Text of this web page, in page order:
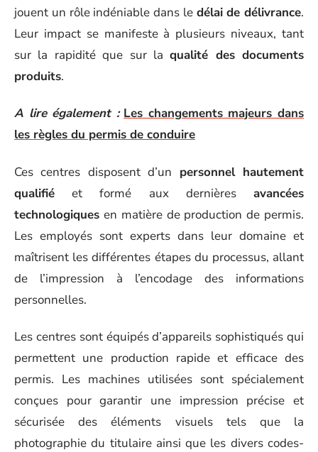
jouent un rôle indéniable dans le délai de délivrance.
Leur impact se manifeste à plusieurs niveaux, tant
sur la rapidité que sur laqualité des documents
produits.
A lire également : Les changements majeurs dans
les règles du permis de conduire
Ces centres disposent d’un personnel hautement
qualifié et formé aux dernières avancées
technologiques en matière de production de permis.
Les employés sont experts dans leur domaine et
maîtrisent les différentes étapes du processus, allant
de l’impression à l’encodage des informations
personnelles.
Les centres sont équipés d’appareils sophistiqués qui
permettent une production rapide et efficace des
permis. Les machines utilisées sont spécialement
conçues pour garantir une impression précise et
sécurisée des éléments visuels tels que la
photographie du titulaire ainsi que les divers codes-